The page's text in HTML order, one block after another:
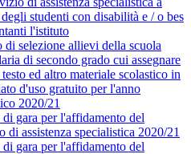
studenti con disabilità e / o bes
l'istituto
di selezione allievi della scuola
di secondo grado cui assegnare
ed altro materiale scolastico in
d'uso gratuito per l'anno
2020/21
gara per l'affidamento del
di assistenza specialistica 2020/21
gara per l'affidamento del